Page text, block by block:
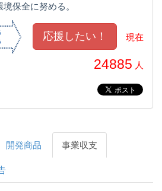
保全に努める。
現在
24885 人
開発商品 事業収支